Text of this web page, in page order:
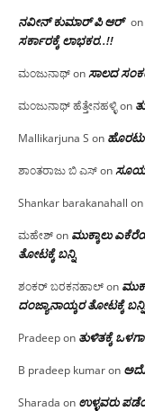
ನವೀನ್ ಕುಮಾರ್ ಪಿ ಆರ್ on
ಸರ್ಕಾರಕ್ಕೆ ಲಾಭಕರ..!!
ಮಂಜುನಾಥ್onಸಾಲದ
ಮಂಜುನಾಥ್ ಹೆತ್ತೇನಹಳ್ಳಿon
Mallikarjuna S on
ಶಾಂತರಾಜು ಬಿ ಎಸ್on
Shankar barakanahall on
ಮಹೇಶ್on ಮುಕ್ಕಾಲು
ತೋಟಕ್ಕೆ ಬನ್ನಿ
ಶಂಕರ್ ಬರಕನಹಾಲ್on
ದಂಜ್ಯಾನಾಯ್ಕರ ತೋಟಕ್ಕೆ ಬನ್ನಿ
Pradeepon ತುಳಿತಕ್ಕೆ
B pradeep kumaron
Sharada on ಉಳ್ಳವರು